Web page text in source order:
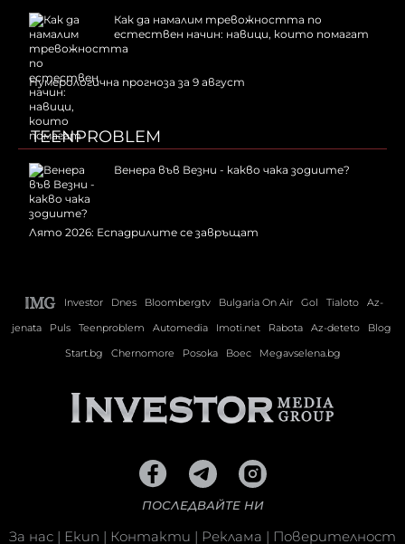
Как да намалим тревожността по
естествен начин: навици, които помагат
Нумерологична прогноза за 9 август
TEENPROBLEM
Венера във Везни - какво чака зодиите?
Лято 2026: Еспадрилите се завръщат
Investor Dnes Bloombergtv Bulgaria On Air Gol Tialoto
Az-
jenata
Puls Teenproblem Automedia Imoti.net Rabota Az-deteto
Blog
Start.bg
Chernomore Posoka Boec Megavselena.bg
ПОСЛЕДВАЙТЕ НИ
За нас | Екип | Контакти | Реклама | Поверителност